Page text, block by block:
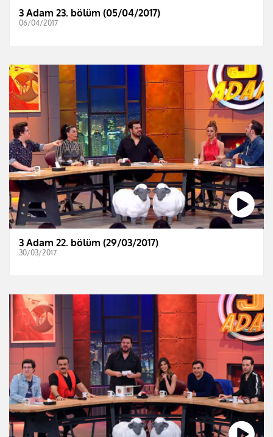
3 Adam 23. bölüm (05/04/2017)
06/04/2017
3 Adam 22. bölüm (29/03/2017)
30/03/2017